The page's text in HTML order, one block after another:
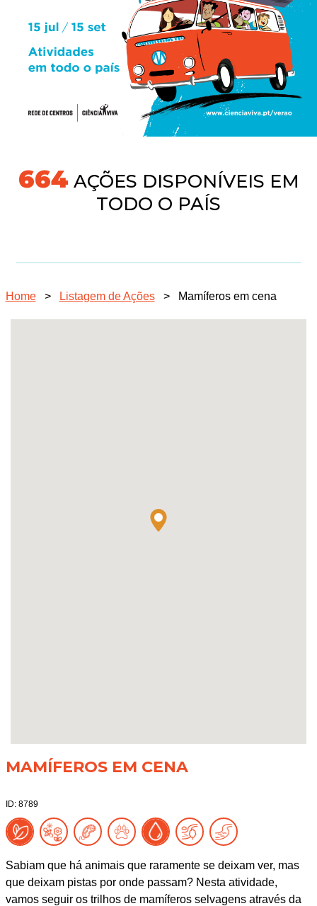
718AÇÕES DISPONÍVEIS EM
TODO O PAÍS
Home > Listagem de Ações > Mamíferos em cena
MAMÍFEROS EM CENA
ID: 8789
Sabiam que há animais que raramente se deixam ver, mas
que deixam pistas por onde passam? Nesta atividade,
vamos seguir os trilhos de mamíferos selvagens através da